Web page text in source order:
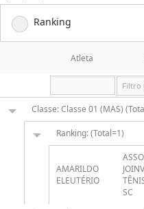
Ranking
Atleta
Classe: Classe 01 (MAS)
Ranking: (Total=1)
AMARILDO
ELEUTÉRIO
SC